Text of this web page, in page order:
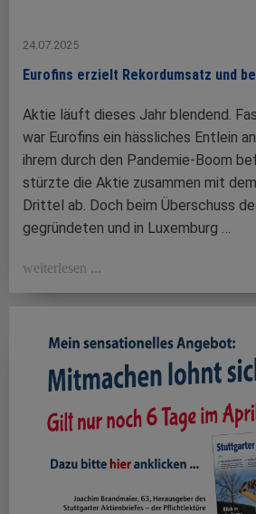
24.07.2025
Eurofins erzielt Rekordumsatz und
Aktie läuft dieses Jahr blendend.
war Eurofins ein hässliches Entlein
ihrem durch den Pandemie-Boom
stürzte die Aktie zusammen mit
Drittel ab. Doch beim Überschuss
gegründeten und in Luxemburg …
weiterlesen ...